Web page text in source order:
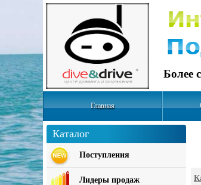
Более
Главная
Каталог
Поступления
Лидеры продаж